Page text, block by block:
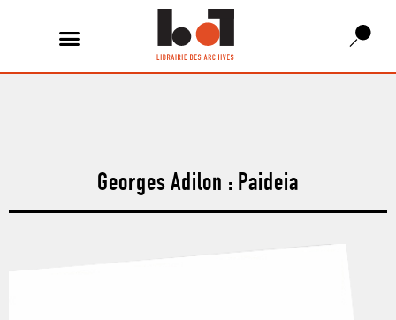
Georges Adilon : Paideia